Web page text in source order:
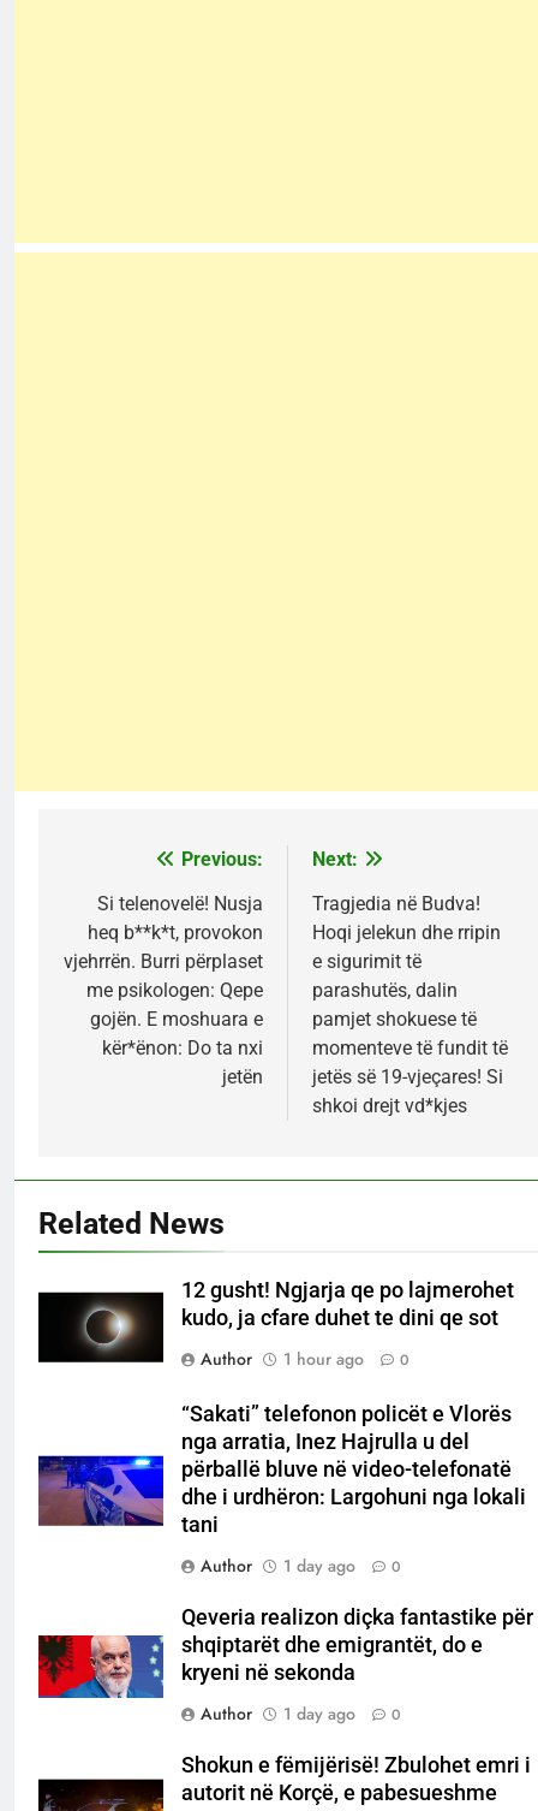
navigation
Previous:
Si telenovelë! Nusja
heq b**k*t, provokon
vjehrrën. Burri përplaset
me psikologen: Qepe
gojën. E moshuara e
kër*ënon: Do ta nxi
jetën
Next:
Tragjedia në Budva!
Hoqi jelekun dhe rripin
e sigurimit të
parashutës, dalin
pamjet shokuese të
momenteve të fundit të
jetës së 19-vjeçares! Si
shkoi drejt vd*kjes
Related News
12 gusht! Ngjarja qe po lajmerohet
kudo, ja cfare duhet te dini qe sot
Author
1 hour ago 0
“Sakati” telefonon policët e Vlorës
nga arratia, Inez Hajrulla u del
përballë bluve në video-telefonatë
dhe i urdhëron: Largohuni nga lokali
tani
Author
1 day ago 0
Qeveria realizon diçka fantastike për
shqiptarët dhe emigrantët, do e
kryeni në sekonda
Author
1 day ago 0
Shokun e fëmijërisë! Zbulohet emri i
autorit në Korçë, e pabesueshme